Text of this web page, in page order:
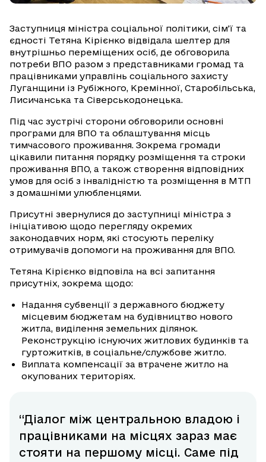
Заступниця міністра соціальної політики, сім’ї та
єдності Тетяна Кірієнко відвідала шелтер для
внутрішньо переміщених осіб, де обговорила
потреби ВПО разом з представниками громад та
працівниками управлінь соціального захисту
Луганщини із Рубіжного, Кремінної, Старобільська,
Лисичанська та Сіверськодонецька.
Під час зустрічі сторони обговорили основні
програми для ВПО та облаштування місць
тимчасового проживання. Зокрема громади
цікавили питання порядку розміщення та строки
проживання ВПО, а також створення відповідних
умов для осіб з інвалідністю та розміщення в МТП
з домашніми улюбленцями.
Присутні звернулися до заступниці міністра з
ініціативою щодо перегляду окремих
законодавчих норм, які стосують переліку
отримувачів допомоги на проживання для ВПО.
Тетяна Кірієнко відповіла на всі запитання
присутніх, зокрема щодо:
Надання субвенції з державного бюджету
місцевим бюджетам на будівництво нового
житла, виділення земельних ділянок.
Реконструкцію існуючих житлових будинків та
гуртожитків, в соціальне/службове житло.
Виплата компенсації за втрачене житло на
окупованих територіях.
“Діалог між центральною владою і
працівниками на місцях зараз має
стояти на першому місці. Саме під